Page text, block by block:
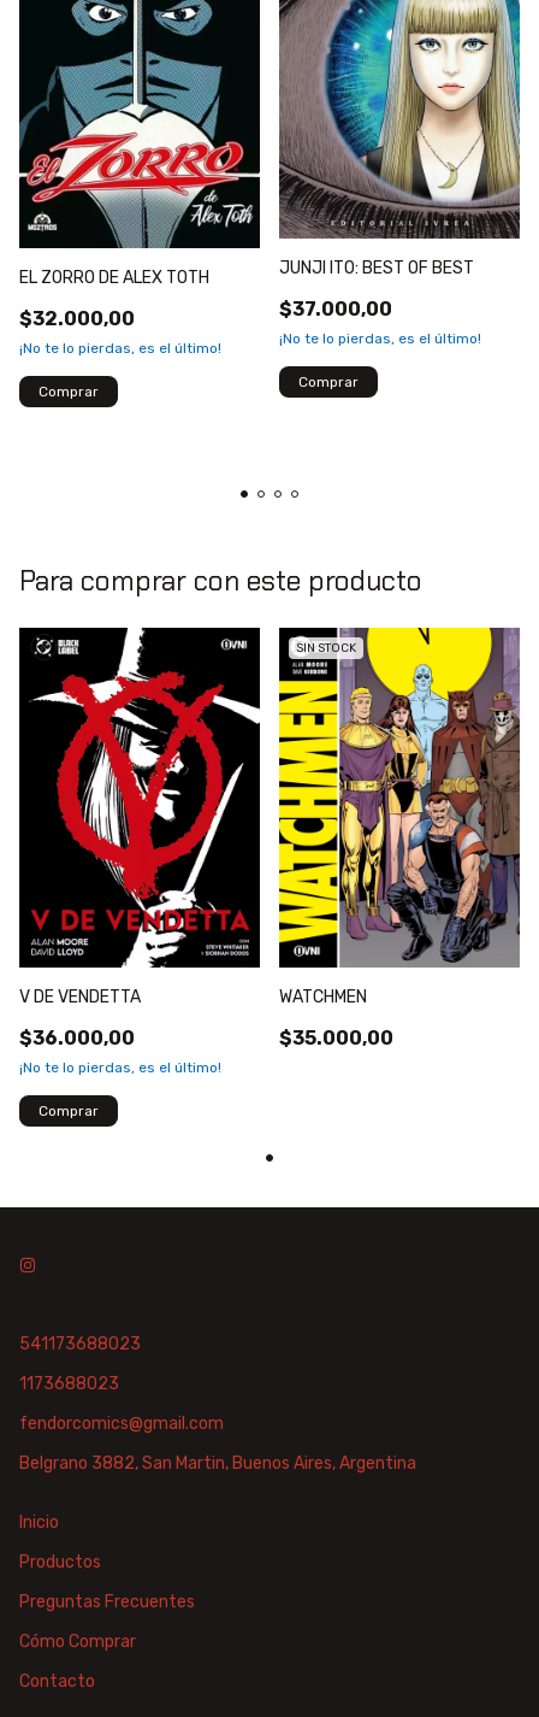
EL ZORRO DE ALEX TOTH
$32.000,00
¡No te lo pierdas, es el último!
JUNJI ITO: BEST OF BEST
$37.000,00
¡No te lo pierdas, es el último!
Para comprar con este producto
V DE VENDETTA
$36.000,00
¡No te lo pierdas, es el último!
SIN STOCK
WATCHMEN
$35.000,00
541173688023
1173688023
fendorcomics@gmail.com
Belgrano 3882, San Martin, Buenos Aires, Argentina
Inicio
Productos
Preguntas Frecuentes
Cómo Comprar
Contacto